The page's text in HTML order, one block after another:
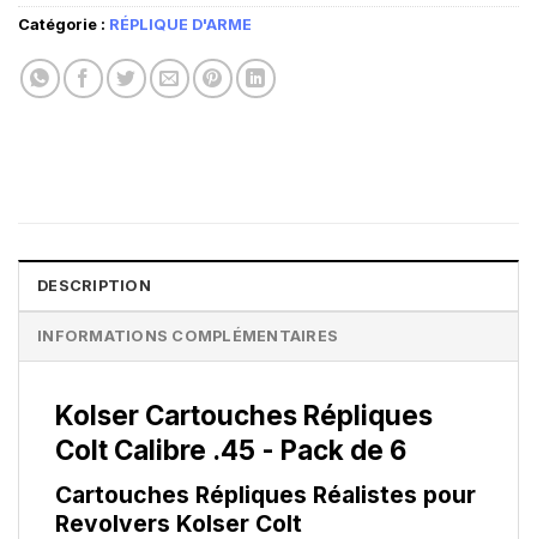
Catégorie : RÉPLIQUE D'ARME
DESCRIPTION
INFORMATIONS COMPLÉMENTAIRES
Kolser Cartouches Répliques
Colt Calibre .45 - Pack de 6
Cartouches Répliques Réalistes pour
Revolvers Kolser Colt